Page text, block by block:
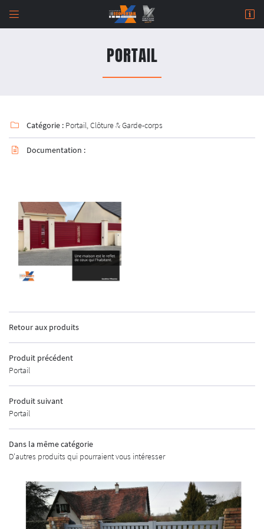

ACCUEIL
EXTÉRIEURS
MENUISERIE
- ALARME
MÉTALLERIE
SHOWROOM

02 48 67 07 14
 Newsletter à recevoir
En cochant cette case, vous consentez à recevoir nos propositions commerciales à l'adresse
email indiqué ci-dessus. Vous pouvez vous désinscrire à tout moment en utilisant
formulaire de désinscription.
PORTAIL
 Catégorie : Portail, Clôture & Garde-corps
 Documentation :
Retour aux produits
Produit précédent
Portail
Produit suivant
Portail
Dans la même catégorie
D'autres produits qui pourraient vous intéresser